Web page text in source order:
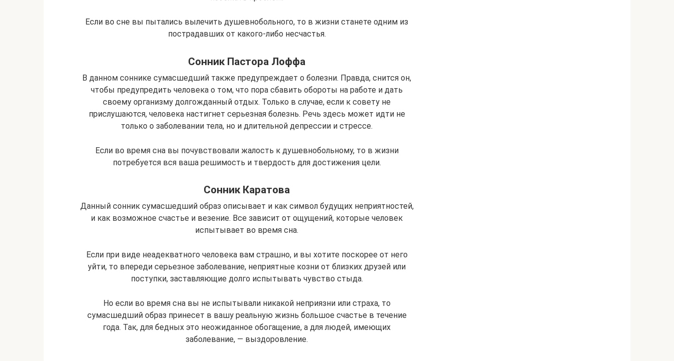
Если во сне вы пытались вылечить душевнобольного, то в жизни станете одним из
пострадавших от какого-либо несчастья.
Сонник Пастора Лоффа
В данном соннике сумасшедший также предупреждает о болезни. Правда, снится он,
чтобы предупредить человека о том, что пора сбавить обороты на работе и дать
своему организму долгожданный отдых. Только в случае, если к совету не
прислушаются, человека настигнет серьезная болезнь. Речь здесь может идти не
только о заболевании тела, но и длительной депрессии и стрессе.
Если во время сна вы почувствовали жалость к душевнобольному, то в жизни
потребуется вся ваша решимость и твердость для достижения цели.
Сонник Каратова
Данный сонник сумасшедший образ описывает и как символ будущих неприятностей,
и как возможное счастье и везение. Все зависит от ощущений, которые человек
испытывает во время сна.
Если при виде неадекватного человека вам страшно, и вы хотите поскорее от него
уйти, то впереди серьезное заболевание, неприятные козни от близких друзей или
поступки, заставляющие долго испытывать чувство стыда.
Но если во время сна вы не испытывали никакой неприязни или страха, то
сумасшедший образ принесет в вашу реальную жизнь большое счастье в течение
года. Так, для бедных это неожиданное обогащение, а для людей, имеющих
заболевание, — выздоровление.